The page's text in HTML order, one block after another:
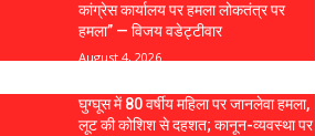
कांग्रेस कार्यालय पर हमला लोकतंत्र पर
हमला” — विजय वडेट्टीवार
August 4, 2026
घुग्घूस में 80 वर्षीय महिला पर जानलेवा हमला,
लूट की कोशिश से दहशत; कानून-व्यवस्था पर